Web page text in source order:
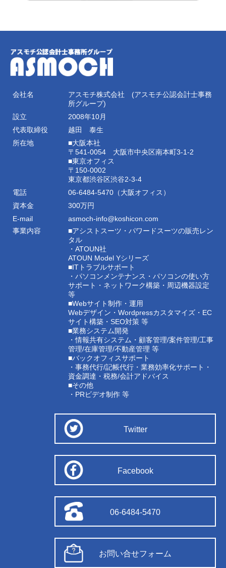
会社名
アスモチ株式会社 (アスモチ公認会計士事務
所グループ)
設立
2008年10月
代表取締役
越田 泰生
所在地
■大阪本社
〒541-0054 大阪市中央区南本町3-1-2
■東京オフィス
〒150-0002
東京都渋谷区渋谷2-3-4
電話
06-6484-5470（大阪オフィス）
資本金
300万円
E-mail
asmoch-info@koshicon.com
事業内容
■アシストスーツ・パワードスーツの販売レン
タル
・ATOUN社
ATOUN Model Yシリーズ
■ITトラブルサポート
・パソコンメンテナンス・パソコンの使い方
サポート・ネットワーク構築・周辺機器設定
等
■Webサイト制作・運用
Webデザイン・Wordpressカスタマイズ・EC
サイト構築・SEO対策 等
■業務システム開発
・情報共有システム・顧客管理/案件管理/工事
管理/在庫管理/不動産管理 等
■バックオフィスサポート
・事務代行/記帳代行・業務効率化サポート・
資金調達・税務/会計アドバイス
■その他
・PRビデオ制作 等
Twitter
Facebook
06-6484-5470
お問い合せフォーム